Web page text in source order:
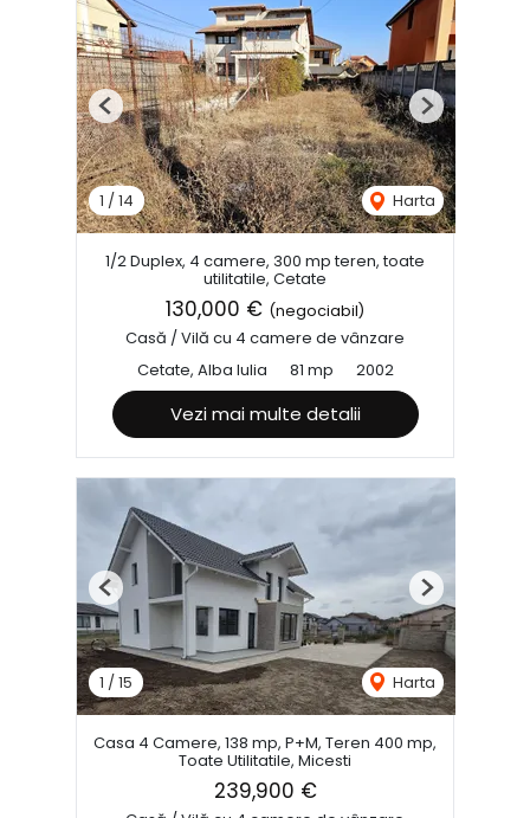
1 /14 Harta
Previous Next
1/2 Duplex, 4 camere, 300 mp teren, toate
utilitatile, Cetate
130,000 € (negociabil)
Casă / Vilă cu 4 camere de vânzare
Cetate, Alba Iulia
81 mp 2002
Vezi mai multe detalii
1 /15 Harta
Previous Next
Casa 4 Camere, 138 mp, P+M, Teren 400 mp,
Toate Utilitatile, Micesti
239,900 €